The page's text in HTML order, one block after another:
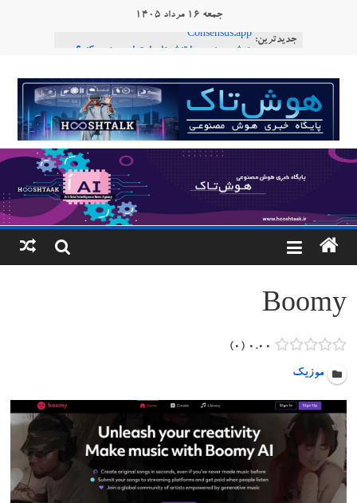
جمعه ۱۶ مرداد ۱۴۰۵
جدیدترین:
Consensus.app
طبیعی فارسی
ربات «Aru» محصول شرکت فرانسوی Nio
Robotics
ربات T‑800
هوشتاک
پایگاه
خبری
هوش
مصنوعی
www.hooshtaak.ir
Boomy
۰.۰۰ ۰
موزیک